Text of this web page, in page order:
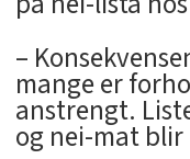
–
mange er
anstrengt.
og nei-mat blir